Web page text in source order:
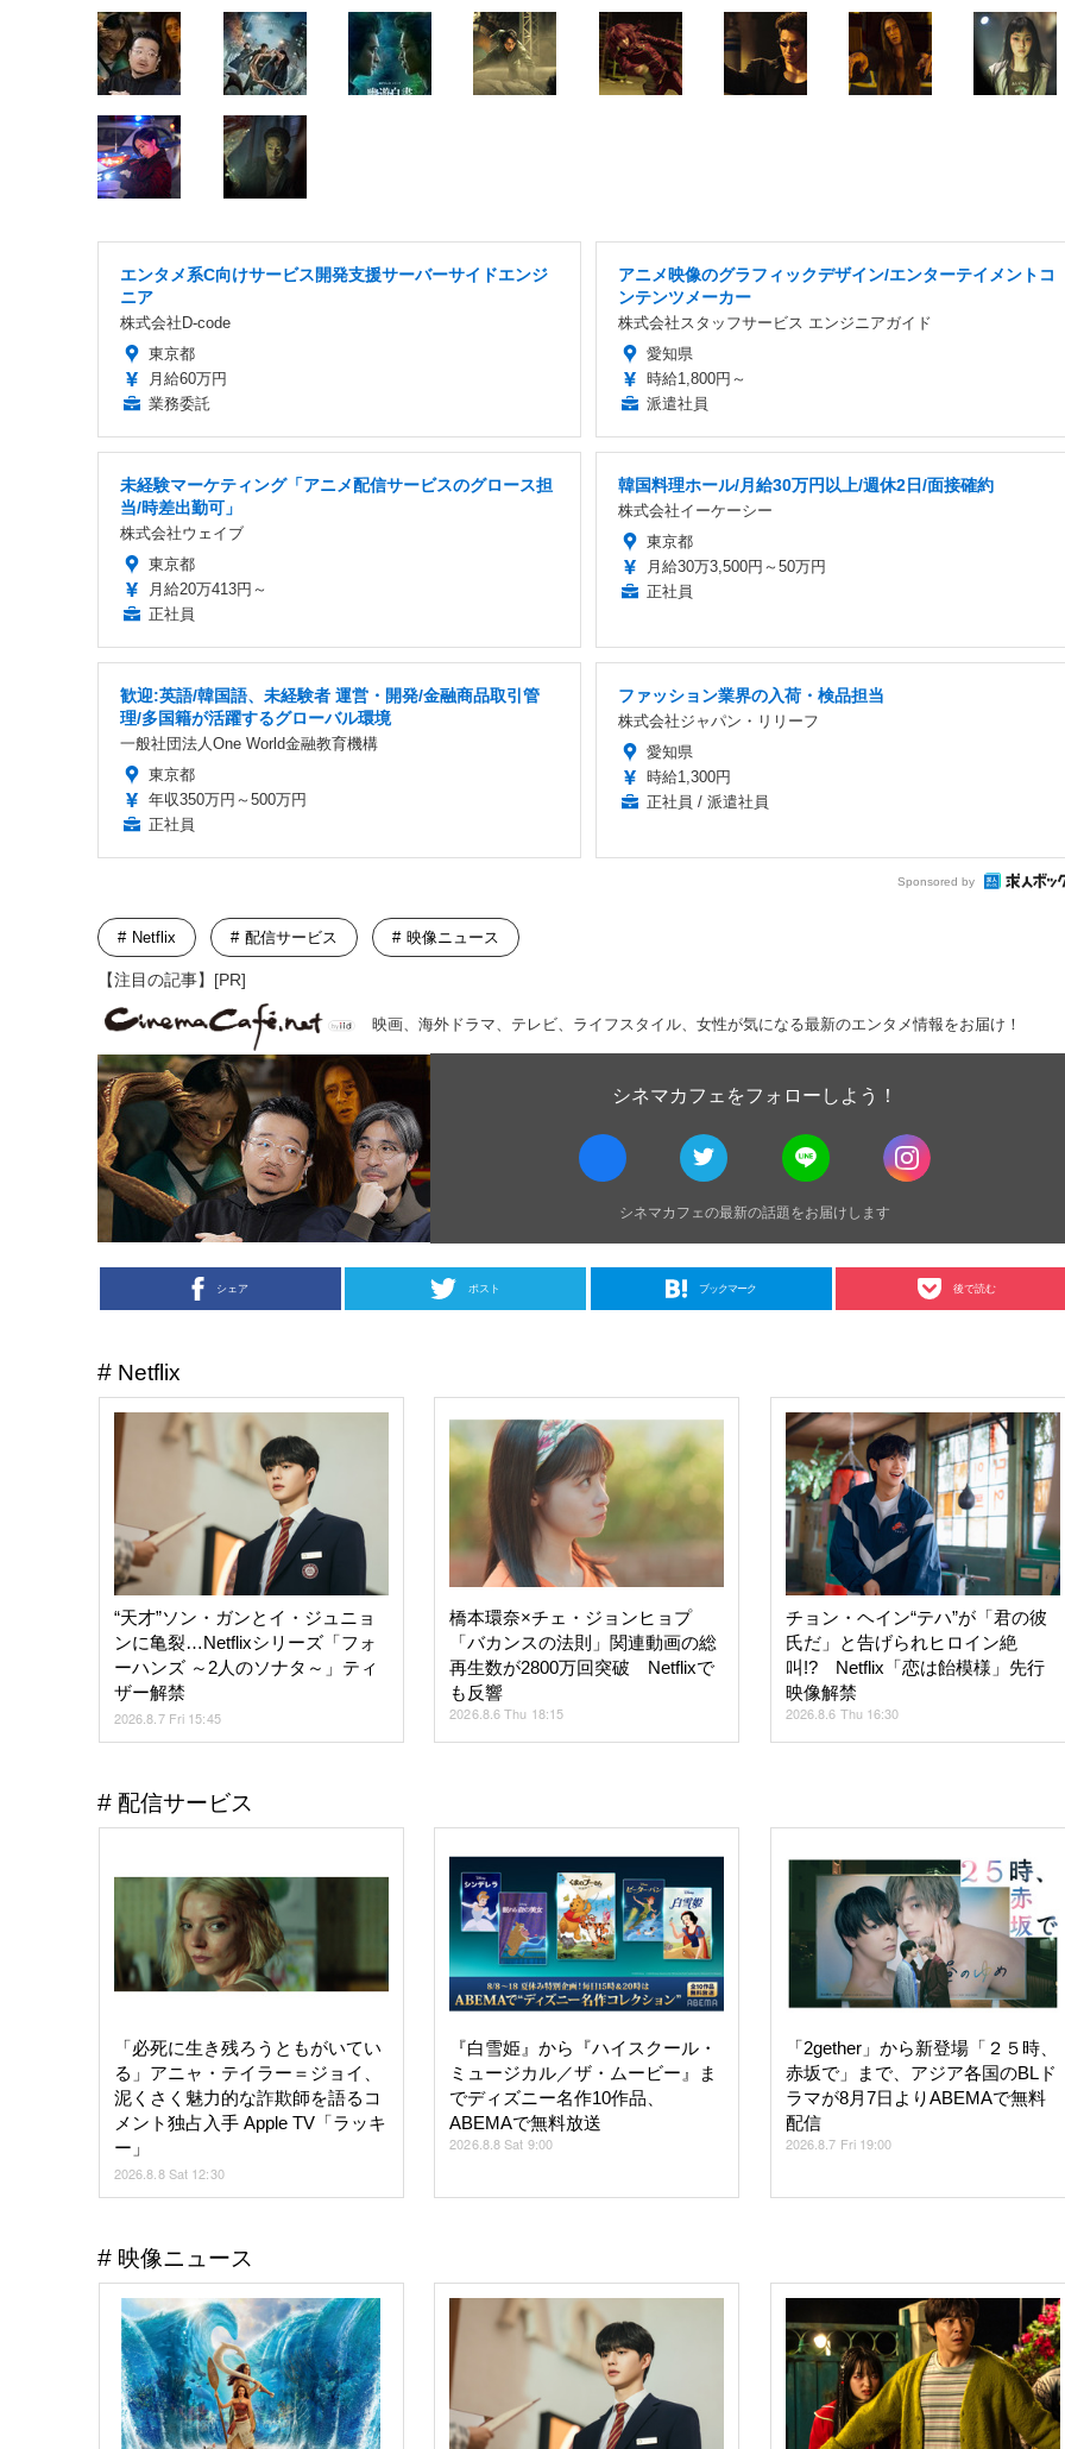
エンタメ系C向けサービス開発支援サーバーサイドエンジ
ニア
株式会社D-code
東京都
月給60万円
業務委託
アニメ映像のグラフィックデザイン/エンターテイメントコ
ンテンツメーカー
株式会社スタッフサービス エンジニアガイド
愛知県
時給1,800円～
派遣社員
未経験マーケティング「アニメ配信サービスのグロース担
当/時差出勤可」
株式会社ウェイブ
東京都
月給20万413円～
正社員
韓国料理ホール/月給30万円以上/週休2日/面接確約
株式会社イーケーシー
東京都
月給30万3,500円～50万円
正社員
歓迎:英語/韓国語、未経験者 運営・開発/金融商品取引管
理/多国籍が活躍するグローバル環境
一般社団法人One World金融教育機構
東京都
年収350万円～500万円
正社員
ファッション業界の入荷・検品担当
株式会社ジャパン・リリーフ
愛知県
時給1,300円
正社員 / 派遣社員
Sponsored by
Netflix 配信サービス 映像ニュース
【注目の記事】[PR]
映画、海外ドラマ、テレビ、ライフスタイル、女性が気になる最新のエンタメ情報をお届け！
シネマカフェをフォローしよう！
シネマカフェの最新の話題をお届けします
シェア ポスト ブックマーク 後で読む
Netflix
“天才”ソン・ガンとイ・ジュニョ
ンに亀裂…Netflixシリーズ「フォ
ーハンズ ～2人のソナタ～」ティ
ザー解禁
2026.8.7 Fri 15:45
橋本環奈×チェ・ジョンヒョプ
「バカンスの法則」関連動画の総
再生数が2800万回突破 Netflixで
も反響
2026.8.6 Thu 18:15
チョン・ヘイン“テハ”が「君の彼
氏だ」と告げられヒロイン絶
叫!? Netflix「恋は飴模様」先行
映像解禁
2026.8.6 Thu 16:30
配信サービス
「必死に生き残ろうともがいてい
る」アニャ・テイラー＝ジョイ、
泥くさく魅力的な詐欺師を語るコ
メント独占入手 Apple TV「ラッキ
ー」
2026.8.8 Sat 12:30
『白雪姫』から『ハイスクール・
ミュージカル／ザ・ムービー』ま
でディズニー名作10作品、
ABEMAで無料放送
2026.8.8 Sat 9:00
「2gether」から新登場「２５時、
赤坂で」まで、アジア各国のBLド
ラマが8月7日よりABEMAで無料
配信
2026.8.7 Fri 19:00
映像ニュース